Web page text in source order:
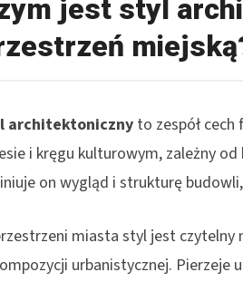
jest styl
architektoniczny to zespół
i kręgu kulturowym, zależny
on wygląd i strukturę
miasta styl jest czytelny
urbanistycznej. Pierzeje